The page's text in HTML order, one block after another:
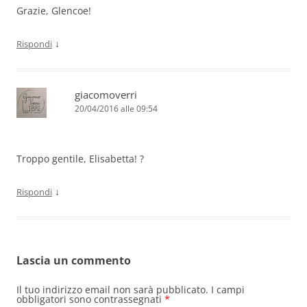
Grazie, Glencoe!
Rispondi ↓
giacomoverri
20/04/2016 alle 09:54
Troppo gentile, Elisabetta! ?
Rispondi ↓
Lascia un commento
Il tuo indirizzo email non sarà pubblicato. I campi
obbligatori sono contrassegnati *